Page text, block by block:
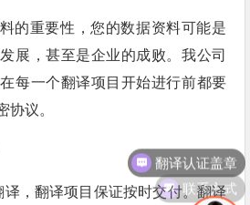
的重要性，您的数据资料可能是
展，甚至是企业的成败。我公司
每一个翻译项目开始进行前都要
协议。
译，翻译项目保证按时交付。翻译
联系方式